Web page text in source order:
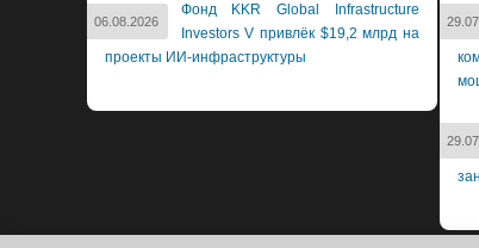
06.08.2026
Фонд KKR Global Infrastructure
Investors V привлёк $19,2 млрд на
проекты ИИ-инфраструктуры